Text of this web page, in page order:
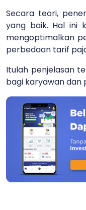
Secara teori,
yang baik. Hal ini
mengoptimalkan
perbedaan tarif
Itulah penjelasan
bagi karyawan dan